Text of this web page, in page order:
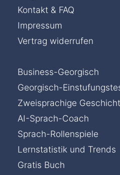
Kontakt & FAQ
Impressum
Vertrag widerrufen
Business-Georgisch
Georgisch-
Zweisprachige
AI-Sprach-Coach
Sprach-Rollenspiele
Lernstatistik und Trends
Gratis Buch